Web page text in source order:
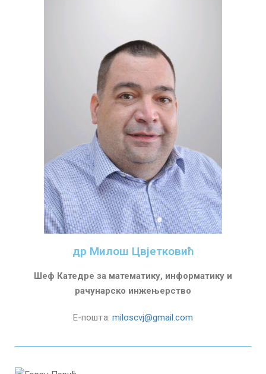
др Милош Цвјетковић
Шеф Катедре за математику, информатику и
рачунарско инжeњерство
Е-пошта: miloscvj@gmail.com